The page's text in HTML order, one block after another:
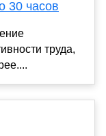
30 часов
труда,